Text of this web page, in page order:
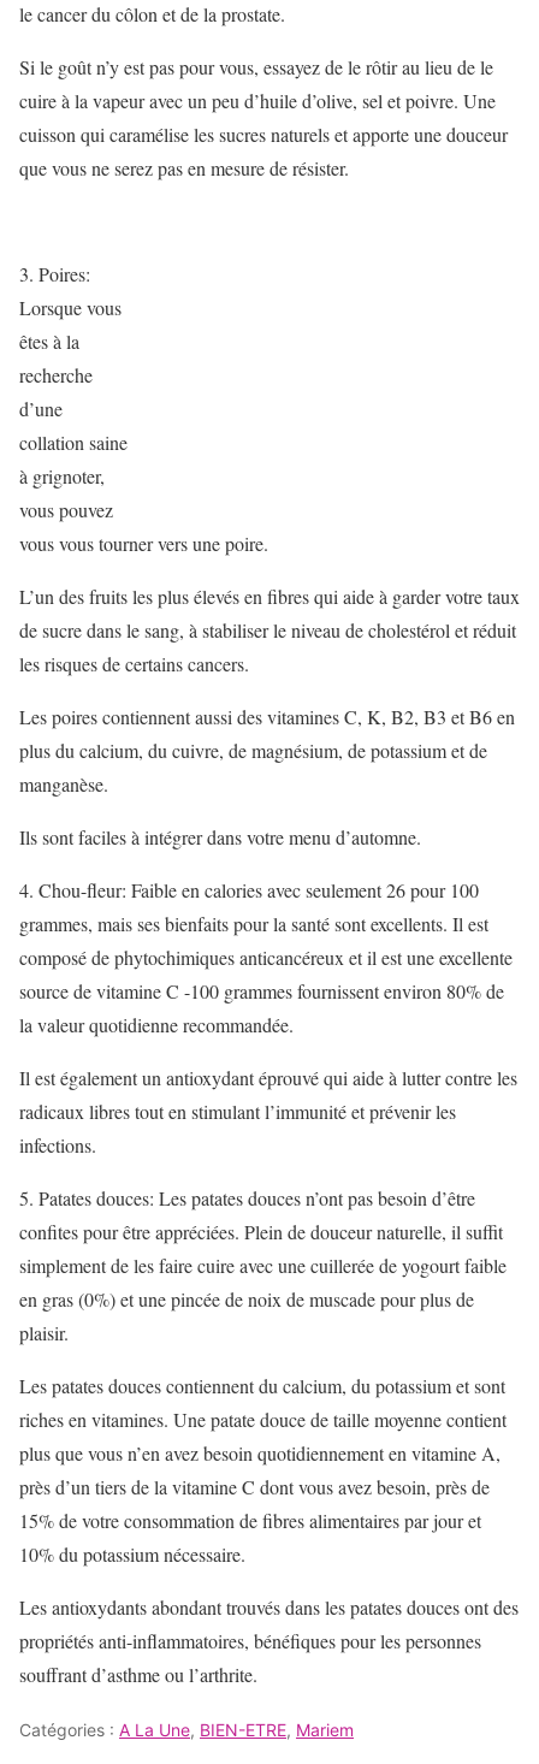
le cancer du côlon et de la prostate.
Si le goût n’y est pas pour vous, essayez de le rôtir au lieu de le
cuire à la vapeur avec un peu d’huile d’olive, sel et poivre. Une
cuisson qui caramélise les sucres naturels et apporte une douceur
que vous ne serez pas en mesure de résister.
3. Poires:
Lorsque vous
êtes à la
recherche
d’une
collation saine
à grignoter,
vous pouvez
vous vous tourner vers une poire.
L’un des fruits les plus élevés en fibres qui aide à garder votre taux
de sucre dans le sang, à stabiliser le niveau de cholestérol et réduit
les risques de certains cancers.
Les poires contiennent aussi des vitamines C, K, B2, B3 et B6 en
plus du calcium, du cuivre, de magnésium, de potassium et de
manganèse.
Ils sont faciles à intégrer dans votre menu d’automne.
4. Chou-fleur: Faible en calories avec seulement 26 pour 100
grammes, mais ses bienfaits pour la santé sont excellents. Il est
composé de phytochimiques anticancéreux et il est une excellente
source de vitamine C -100 grammes fournissent environ 80% de
la valeur quotidienne recommandée.
Il est également un antioxydant éprouvé qui aide à lutter contre les
radicaux libres tout en stimulant l’immunité et prévenir les
infections.
5. Patates douces: Les patates douces n’ont pas besoin d’être
confites pour être appréciées. Plein de douceur naturelle, il suffit
simplement de les faire cuire avec une cuillerée de yogourt faible
en gras (0%) et une pincée de noix de muscade pour plus de
plaisir.
Les patates douces contiennent du calcium, du potassium et sont
riches en vitamines. Une patate douce de taille moyenne contient
plus que vous n’en avez besoin quotidiennement en vitamine A,
près d’un tiers de la vitamine C dont vous avez besoin, près de
15% de votre consommation de fibres alimentaires par jour et
10% du potassium nécessaire.
Les antioxydants abondant trouvés dans les patates douces ont des
propriétés anti-inflammatoires, bénéfiques pour les personnes
souffrant d’asthme ou l’arthrite.
Catégories : A La Une, BIEN-ETRE, Mariem